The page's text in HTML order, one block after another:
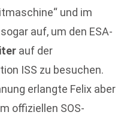
und im
auf, um den ESA-
auf der
ISS zu besuchen.
erlangte Felix aber
offiziellen SOS-